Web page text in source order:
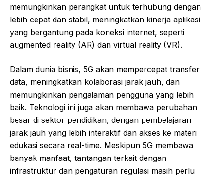
memungkinkan perangkat untuk terhubung dengan
lebih cepat dan stabil, meningkatkan kinerja aplikasi
yang bergantung pada koneksi internet, seperti
augmented reality (AR) dan virtual reality (VR).
Dalam dunia bisnis, 5G akan mempercepat transfer
data, meningkatkan kolaborasi jarak jauh, dan
memungkinkan pengalaman pengguna yang lebih
baik. Teknologi ini juga akan membawa perubahan
besar di sektor pendidikan, dengan pembelajaran
jarak jauh yang lebih interaktif dan akses ke materi
edukasi secara real-time. Meskipun 5G membawa
banyak manfaat, tantangan terkait dengan
infrastruktur dan pengaturan regulasi masih perlu